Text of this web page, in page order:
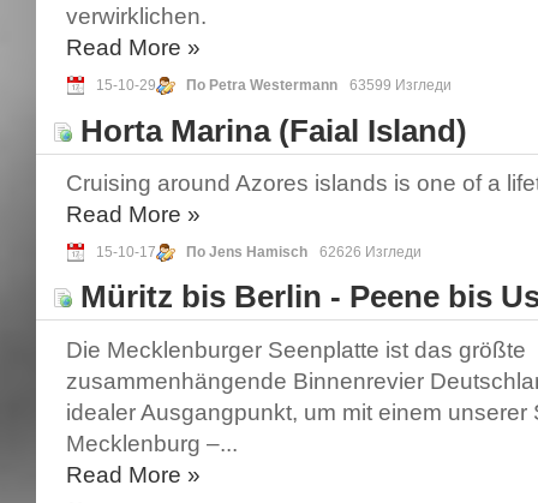
verwirklichen.
Read More »
15-10-29 По Petra Westermann 63599 Изгледи
Horta Marina (Faial Island)
Cruising around Azores islands is one of a
Read More »
15-10-17 По Jens Hamisch 62626 Изгледи
Müritz bis Berlin - Peene bis
Die Mecklenburger Seenplatte ist das größte
zusammenhängende Binnenrevier
idealer Ausgangpunkt, um mit einem
Mecklenburg –...
Read More »